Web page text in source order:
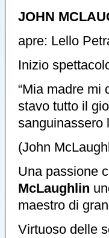
JOHN
apre: Lello
Inizio
“Mia madre mi
stavo tutto il
sanguinassero
(John
Una passione
McLaughlin
maestro di
Virtuoso delle